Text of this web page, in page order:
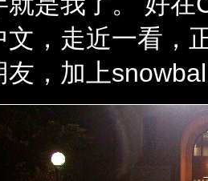
文，走近一看，
友，加上